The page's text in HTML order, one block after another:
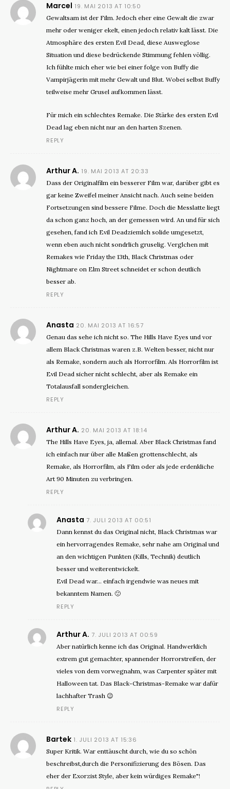
Marcel 19. MAI 2013 AT 10:50
Gewaltsam ist der Film. Jedoch eher eine Gewalt die zwar
mehr oder weniger ekelt, einen jedoch relativ kalt lässt. Die
Atmosphäre des ersten Evil Dead, diese Ausweglose
Situation und diese bedrückende Stimmung fehlen völlig.
Ich fühlte mich eher wie bei einer folge von Buffy die
Vampirjägerin mit mehr Gewalt und Blut. Wobei selbst Buffy
teilweise mehr Grusel aufkommen lässt.
Für mich ein schlechtes Remake. Die Stärke des ersten Evil
Dead lag eben nicht nur an den harten Szenen.
REPLY
Arthur A. 19. MAI 2013 AT 20:33
Dass der Originalfilm ein besserer Film war, darüber gibt es
gar keine Zweifel meiner Ansicht nach. Auch seine beiden
Fortsetzungen sind bessere Filme. Doch die Messlatte liegt
da schon ganz hoch, an der gemessen wird. An und für sich
gesehen, fand ich Evil Deadziemlch solide umgesetzt,
wenn eben auch nicht sondrlich gruselig. Verglchen mit
Remakes wie Friday the 13th, Black Christmas oder
Nightmare on Elm Street schneidet er schon deutlich
besser ab.
REPLY
Anasta 20. MAI 2013 AT 16:57
Genau das sehe ich nicht so. The Hills Have Eyes und vor
allem Black Christmas waren z.B. Welten besser, nicht nur
als Remake, sondern auch als Horrorfilm. Als Horrorfilm ist
Evil Dead sicher nicht schlecht, aber als Remake ein
Totalausfall sondergleichen.
REPLY
Arthur A. 20. MAI 2013 AT 18:14
The Hills Have Eyes, ja, allemal. Aber Black Christmas fand
ich einfach nur über alle Maßen grottenschlecht, als
Remake, als Horrorfilm, als Film oder als jede erdenkliche
Art 90 Minuten zu verbringen.
REPLY
Anasta 7. JULI 2013 AT 00:51
Dann kennst du das Original nicht, Black Christmas war
ein hervorragendes Remake, sehr nahe am Original und
an den wichtigen Punkten (Kills, Technik) deutlich
besser und weiterentwickelt.
Evil Dead war… einfach irgendwie was neues mit
bekanntem Namen. 🙁
REPLY
Arthur A. 7. JULI 2013 AT 00:59
Aber natürlich kenne ich das Original. Handwerklich
extrem gut gemachter, spannender Horrorstreifen, der
vieles von dem vorwegnahm, was Carpenter später mit
Halloween tat. Das Black-Christmas-Remake war dafür
lachhafter Trash 😉
REPLY
Bartek 1. JULI 2013 AT 15:36
Super Kritik. War enttäuscht durch, wie du so schön
beschreibst,durch die Personifizierung des Bösen. Das
eher der Exorzist Style, aber kein würdiges Remake"!